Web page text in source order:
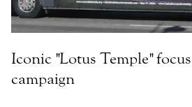
Iconic "Lotus Temple"
campaign